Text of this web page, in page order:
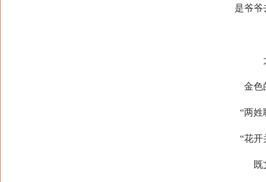
是爷爷
金色
“两姓
“花开
既